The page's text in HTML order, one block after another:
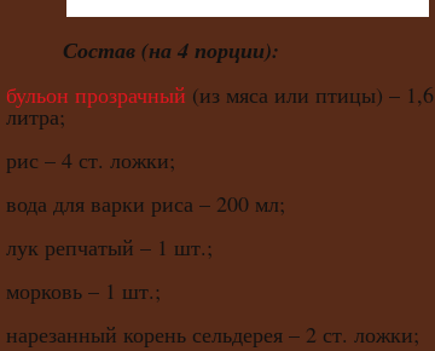
Состав (на 4 порции):
бульон прозрачный (из мяса или птицы) – 1,6
литра;
рис – 4 ст. ложки;
вода для варки риса – 200 мл;
лук репчатый – 1 шт.;
морковь – 1 шт.;
нарезанный корень сельдерея – 2 ст. ложки;